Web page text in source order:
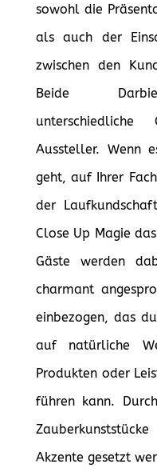
sowohl die
als auch der
zwischen den
Beide
Aussteller. Wenn
geht, auf Ihrer
der
Close Up Magie
Gäste werden
charmant
einbezogen, das
auf natürliche
Produkten oder
führen kann.
Akzente gesetzt